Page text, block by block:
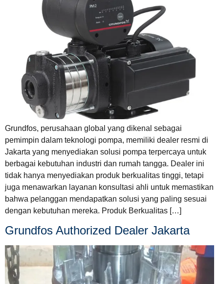
Grundfos, perusahaan global yang dikenal sebagai
pemimpin dalam teknologi pompa, memiliki dealer resmi di
Jakarta yang menyediakan solusi pompa terpercaya untuk
berbagai kebutuhan industri dan rumah tangga. Dealer ini
tidak hanya menyediakan produk berkualitas tinggi, tetapi
juga menawarkan layanan konsultasi ahli untuk memastikan
bahwa pelanggan mendapatkan solusi yang paling sesuai
dengan kebutuhan mereka. Produk Berkualitas […]
Grundfos Authorized Dealer Jakarta